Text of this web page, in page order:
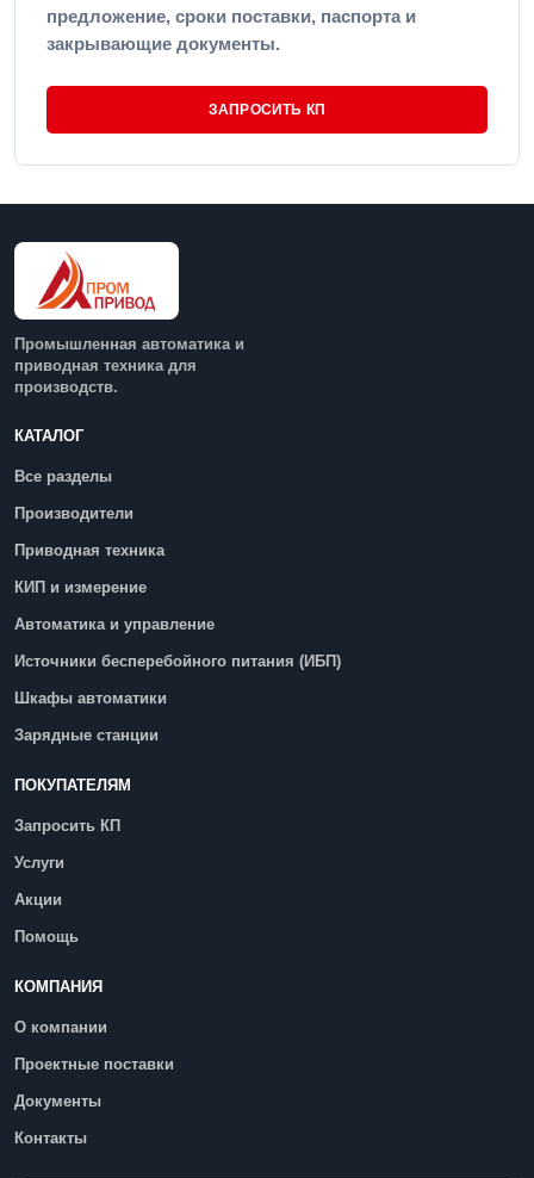
предложение, сроки поставки, паспорта и
закрывающие документы.
ЗАПРОСИТЬ КП
Промышленная автоматика и
приводная техника для
производств.
КАТАЛОГ
Все разделы
Производители
Приводная техника
КИП и измерение
Автоматика и управление
Источники бесперебойного питания (ИБП)
Шкафы автоматики
Зарядные станции
ПОКУПАТЕЛЯМ
Запросить КП
Услуги
Акции
Помощь
КОМПАНИЯ
О компании
Проектные поставки
Документы
Контакты